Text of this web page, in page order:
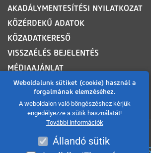
Weboldalunk sütiket (cookie) használ a
forgalmának elemzéséhez.
A weboldalon való böngészéshez kérjük
engedélyezze a sütik használatát!
További információk
Állandó sütik
AKADÁLYMENTESÍTÉSI NYILATKOZAT
KÖZÉRDEKŰ ADATOK
KÖZADATKERESŐ
VISSZAÉLÉS BEJELENTÉS
MÉDIAAJÁNLAT
OLDALTÉRKÉP
ROVATOK